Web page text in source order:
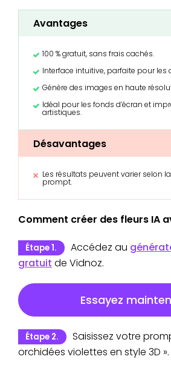
Avantages
100 % gratuit, sans frais cachés.
Interface intuitive, parfaite pour les
Génère des images en haute
Idéal pour les fonds d’écran et
artistiques.
Désavantages
Les résultats peuvent varier selon
prompt.
Comment créer des fleurs IA
Étape 1. Accédez au
gratuit de Vidnoz.
Essayez
Étape 2.
Saisissez votre
orchidées violettes en style 3D ».